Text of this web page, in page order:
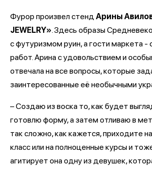
Фурор произвел стендАрины
JEWELRY». Здесь образы
с футуризмом руин, а гости маркета -
работ. Арина с удовольствием и
отвечала на все вопросы, которые
заинтересованные её необычными
– Создаю из воска то, как будет
готовлю форму, а затем отливаю в
так сложно, как кажется, приходите
класс или на полноценные курсы и
агитирует она одну из девушек,